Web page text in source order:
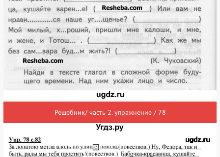
Решебник/ часть 2. упражнение / 78